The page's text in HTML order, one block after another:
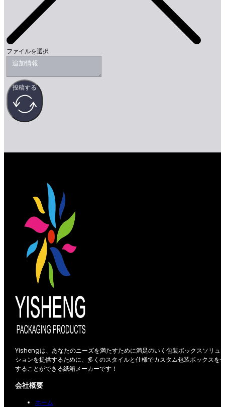
ファイルを選択
投稿する
Yishengは、あなたのニーズを満たすために満足のいく包装ボックスソリュ
ションを提供するために、多くのスタイルと仕様でカスタム包装ボックスを
することができる紙箱メーカーです！
会社概要
ホーム